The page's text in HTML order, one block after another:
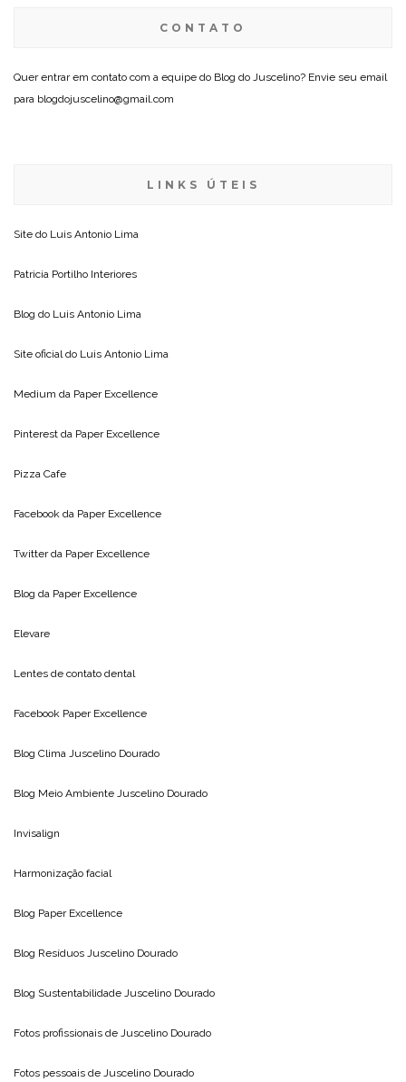
CONTATO
Quer entrar em contato com a equipe do Blog do Juscelino? Envie seu email
para blogdojuscelino@gmail.com
LINKS ÚTEIS
Site do Luis Antonio Lima
Patricia Portilho Interiores
Blog do Luis Antonio Lima
Site oficial do Luis Antonio Lima
Medium da Paper Excellence
Pinterest da Paper Excellence
Pizza Cafe
Facebook da Paper Excellence
Twitter da Paper Excellence
Blog da Paper Excellence
Elevare
Lentes de contato dental
Facebook Paper Excellence
Blog Clima Juscelino Dourado
Blog Meio Ambiente Juscelino Dourado
Invisalign
Harmonização facial
Blog Paper Excellence
Blog Resíduos Juscelino Dourado
Blog Sustentabilidade Juscelino Dourado
Fotos profissionais de Juscelino Dourado
Fotos pessoais de Juscelino Dourado